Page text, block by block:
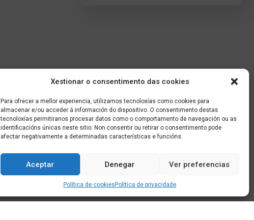
Xestionar o consentimento das cookies
Para ofrecer a mellor experiencia, utilizamos tecnoloxías como cookies para
almacenar e/ou acceder á información do dispositivo. O consentimento destas
tecnoloxías permitiranos procesar datos como o comportamento de navegación ou as
identificacións únicas neste sitio. Non consentir ou retirar o consentimento pode
afectar negativamente a determinadas características e funcións.
Aceptar Denegar Ver preferencias
Política de cookies Política de privacidade